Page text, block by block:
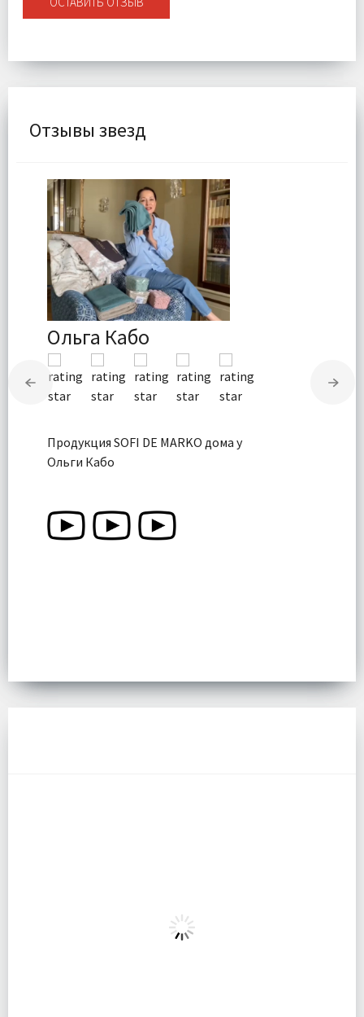
Отзывы звезд
Ольга Кабо
Продукция SOFI DE MARKO дома у
Ольги Кабо